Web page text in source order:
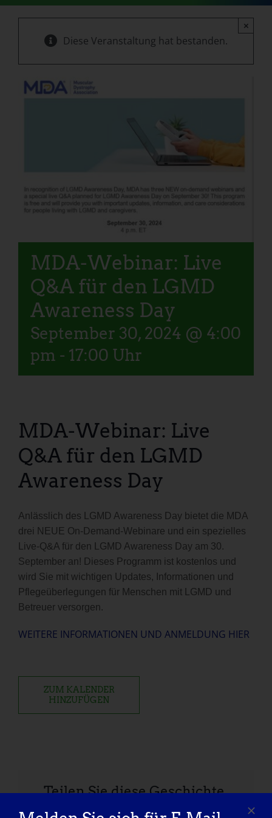
Diese Veranstaltung hat bestanden.
×
MDA-Webinar: Live
Q&A für den LGMD
Awareness Day
September 30, 2024 @ 4:00
pm - 17:00 Uhr
MDA-Webinar: Live
Q&A für den LGMD
Awareness Day
Anlässlich des LGMD Awareness Day bietet die MDA
drei NEUE On-Demand-Webinare und ein spezielles
Live-Q&A für den LGMD Awareness Day am 30.
September an! Dieses Programm ist kostenlos und
wird Sie mit wichtigen Updates, Informationen und
Pflegeüberlegungen für Menschen mit LGMD und
Betreuer versorgen.
WEITERE INFORMATIONEN UND ANMELDUNG HIER
ZUM KALENDER
HINZUFÜGEN
Teilen Sie diese Geschichte,
wählen Sie Ihre Plattform!